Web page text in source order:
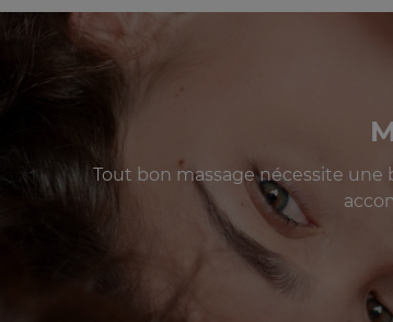
Tout bon massage nécessite une